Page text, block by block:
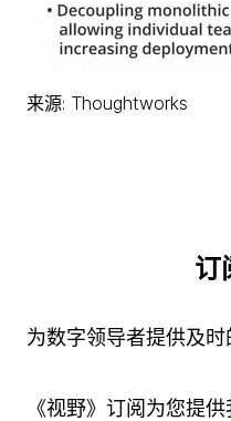
来源: Thoughtworks
订
为数字领导者提供及时
《视野》订阅为您提